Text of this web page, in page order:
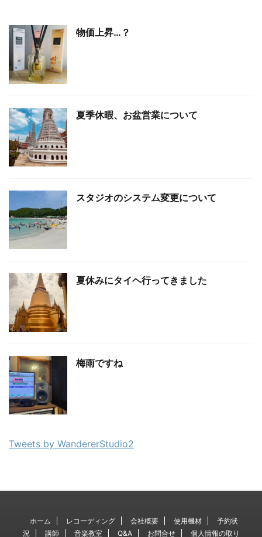
物価上昇…？
夏季休暇、お盆営業について
スタジオのシステム変更について
夏休みにタイヘ行ってきました
梅雨ですね
Tweets by WandererStudio2
ホーム レコーディング 会社概要 使用機材
予約状
況
講師 音楽教室 Q&A お問合せ 個人情報の取り